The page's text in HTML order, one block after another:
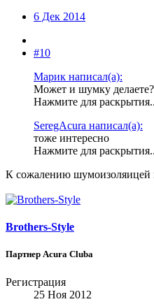
6 Дек 2014
#10
Марик написал(а):
Может и шумку делаете?
Нажмите для
SeregAcura написал(а):
тоже интересно
Нажмите для
К сожалению шумоизоляицей
Brothers-Style
Партнер Acura Clubа
Регистрация
25 Ноя 2012